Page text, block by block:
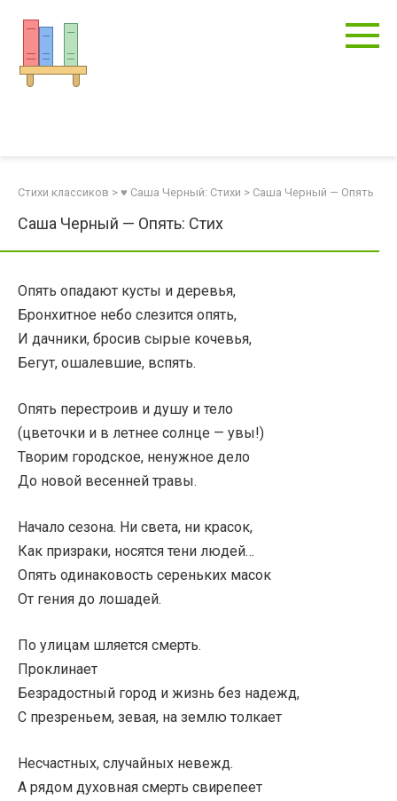
контенту
Стихи классиков > ♥ Саша Черный: Стихи > Саша Черный — Опять
Саша Черный — Опять: Стих
Опять опадают кусты и деревья,
Бронхитное небо слезится опять,
И дачники, бросив сырые кочевья,
Бегут, ошалевшие, вспять.
Опять перестроив и душу и тело
(цветочки и в летнее солнце — увы!)
Творим городское, ненужное дело
До новой весенней травы.
Начало сезона. Ни света, ни красок,
Как призраки, носятся тени людей…
Опять одинаковость сереньких масок
От гения до лошадей.
По улицам шляется смерть.
Проклинает
Безрадостный город и жизнь без надежд,
С презреньем, зевая, на землю толкает
Несчастных, случайных невежд.
А рядом духовная смерть свирепеет